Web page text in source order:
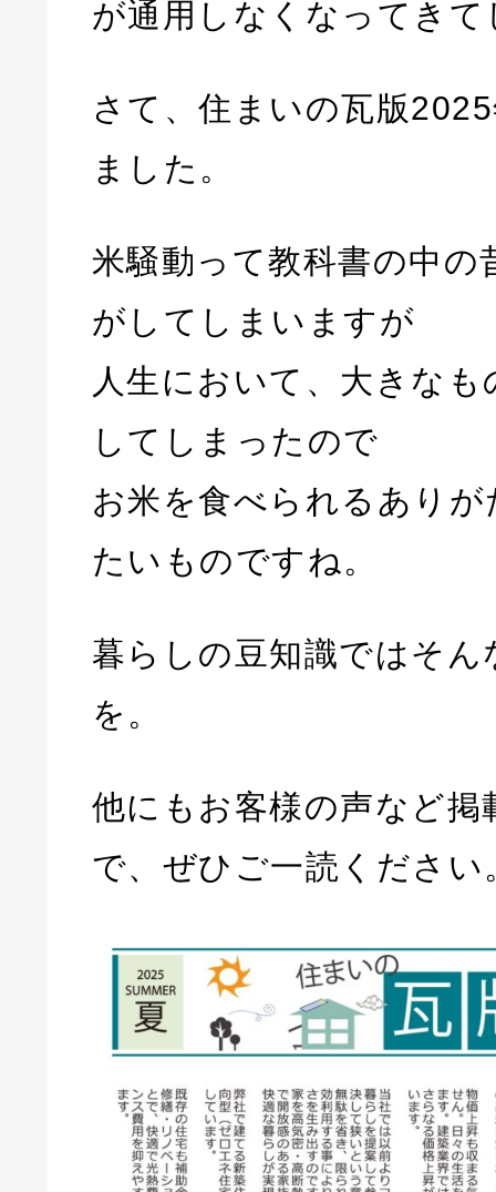
が通用しなくなってき
さて、住まいの瓦版
ました。
米騒動って教科書の中の
がしてしまいますが
人生において、大きな
してしまったので
お米を食べられるあり
たいものですね。
暮らしの豆知識ではそん
を。
他にもお客様の声など掲
で、ぜひご一読ください